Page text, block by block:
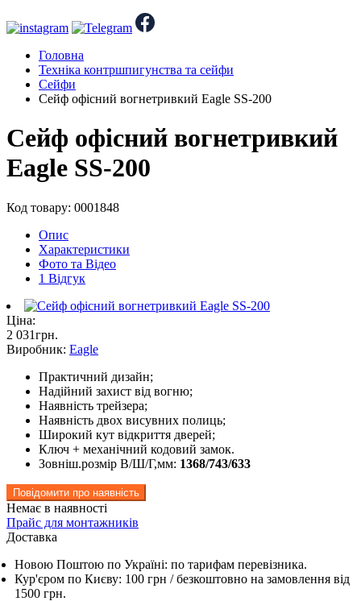
Головна
Техніка контршпигунства та сейфи
Сейфи
Сейф офісний вогнетривкий Eagle SS-200
Сейф офісний вогнетривкий
Eagle SS-200
Код товару: 0001848
Опис
Характеристики
Фото та Відео
1 Відгук
Ціна:
2 031грн.
Виробник: Eagle
Практичний дизайн;
Надійний захист від вогню;
Наявність трейзера;
Наявність двох висувних полиць;
Широкий кут відкриття дверей;
Ключ + механічний кодовий замок.
Зовніш.розмір В/Ш/Г,мм: 1368/743/633
Повідомити про наявність
Немає в наявності
Прайс для монтажників
Доставка
Новою Поштою по Україні: по тарифам перевізника.
Кур'єром по Києву: 100 грн /безкоштовно на замовлення від
1500 грн.